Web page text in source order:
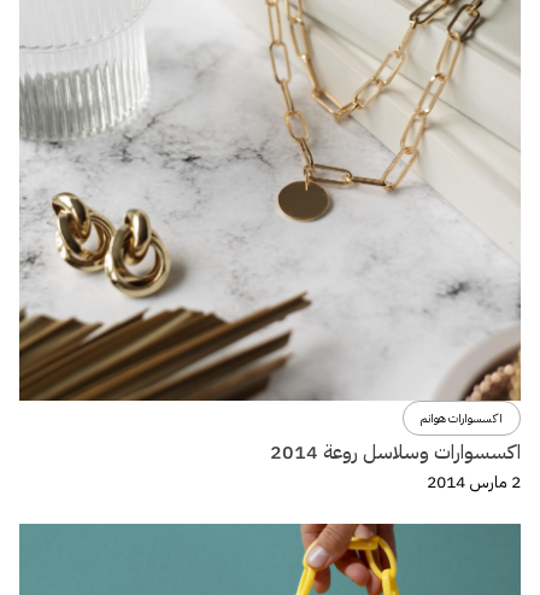
اكسسوارات هوانم
اكسسوارات وسلاسل روعة 2014
2 مارس 2014